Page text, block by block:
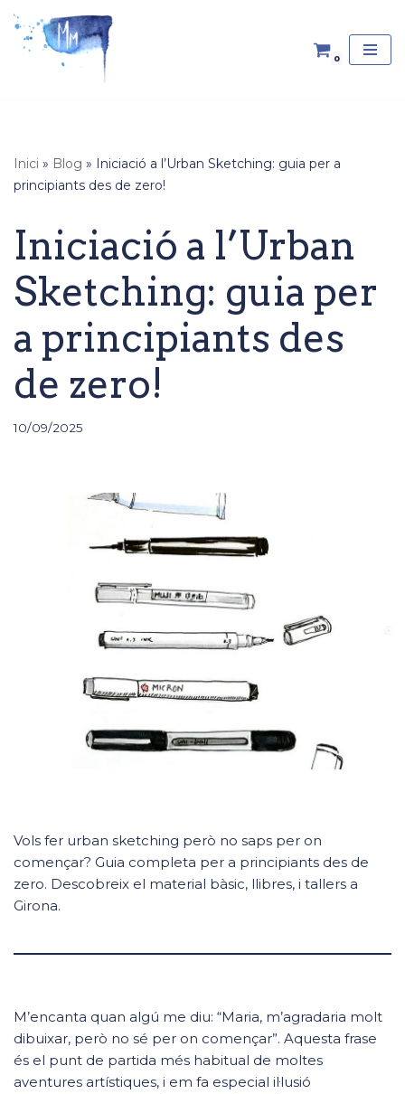
Vés
0
Inici » Blog » Iniciació a l’Urban Sketching: guia per a
principiants des de zero!
Iniciació a l’Urban
Sketching: guia per
a principiants des
de zero!
10/09/2025
Vols fer urban sketching però no saps per on
començar? Guia completa per a principiants des de
zero. Descobreix el material bàsic, llibres, i tallers a
Girona.
M’encanta quan algú me diu: “Maria, m’agradaria molt
dibuixar, però no sé per on començar”. Aquesta frase
és el punt de partida més habitual de moltes
aventures artístiques, i em fa especial il·lusió